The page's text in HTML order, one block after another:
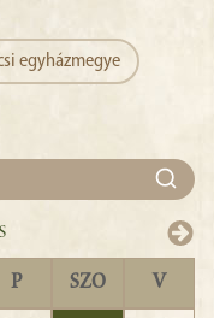
egyházmegye
P SZO V